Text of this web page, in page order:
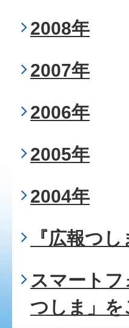
2008年
2007年
2006年
2005年
2004年
『広報つ
スマート
つしま」